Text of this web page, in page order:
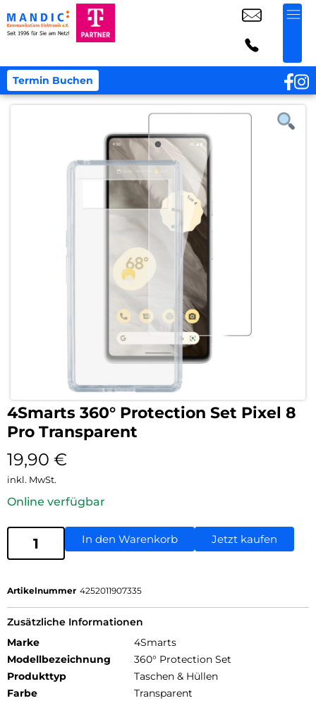
Termin Buchen
4Smarts 360° Protection Set Pixel 8
Pro Transparent
19,90 €
inkl. MwSt.
Online verfügbar
In den Warenkorb Jetzt kaufen
Artikelnummer 4252011907335
Zusätzliche Informationen
Marke
4Smarts
Modellbezeichnung
360° Protection Set
Produkttyp
Taschen & Hüllen
Farbe
Transparent